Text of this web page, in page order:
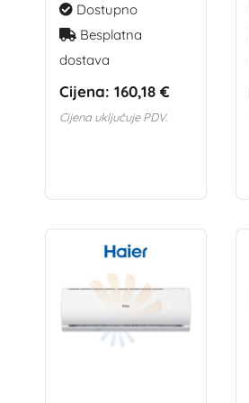
Dostupno
Besplatna
dostava
Cijena: 160,18 €
Cijena uključuje PDV.